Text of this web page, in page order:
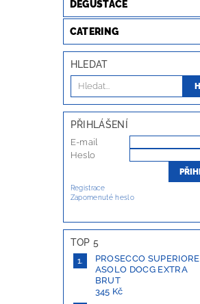
DEGUSTACE
CATERING
HLEDAT
PŘIHLÁŠENÍ
E-mail
Heslo
Registrace
Zapomenuté heslo
TOP 5
PROSECCO SUPERIORE
ASOLO DOCG EXTRA
BRUT
345 Kč